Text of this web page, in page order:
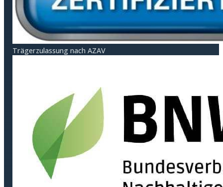
Träger­zulassung nach AZAV